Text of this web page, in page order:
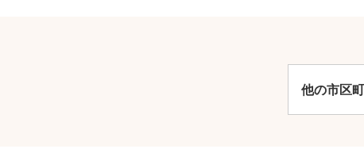
他の市区